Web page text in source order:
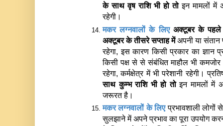
के साथ वृष राशि भी हो तो इन मामलों में
रहेगी।
मकर लग्नवालों के लिए अक्टूबर के पहले
अक्टूबर के तीसरे सप्ताह में अपनी या संतान
रहेगा, इस कारण किसी प्रकार का ज्ञान
किसी पक्ष से से संबंधित माहौल भी कमजोर
रहेगा, कर्मक्षेत्र में भी परेशानी रहेगी।
साथ कुम्भ राशि भी हो तो इन मामलों में
जरूरत है।
मकर लग्नवालों के लिए प्रभावशाली
सुलझाने में अपने प्रभाव का पूरा उपयोग